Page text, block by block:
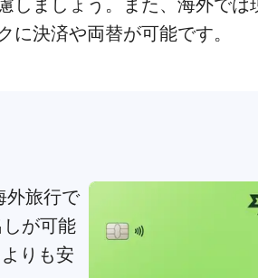
決済や両替が可能です。
外旅行で
が可能
りも安